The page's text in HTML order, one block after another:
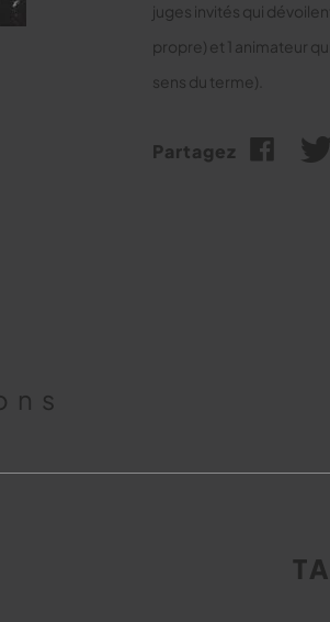
juges invités qui
propre) et 1 animateur
sens du terme).
Partagez